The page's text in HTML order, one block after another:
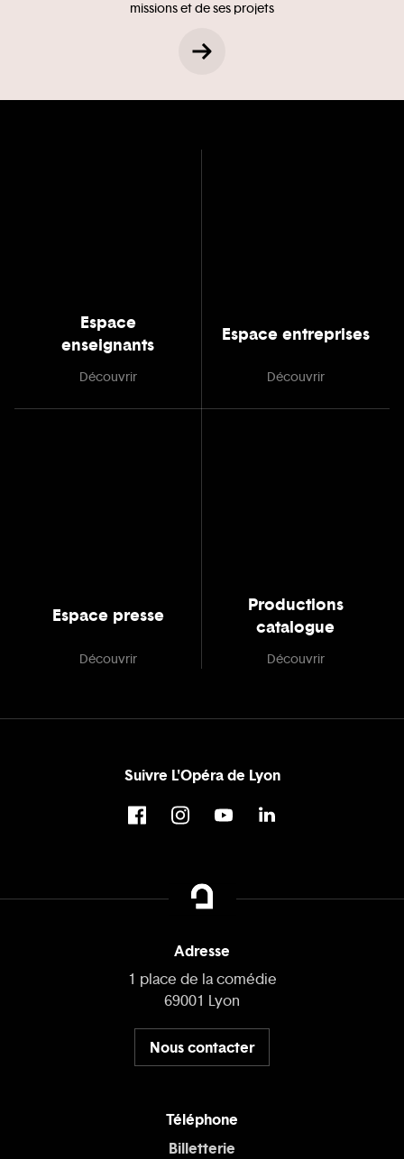
missions et de ses projets
Espace
enseignants
Découvrir
Espace entreprises
Découvrir
Espace presse
Découvrir
Productions
catalogue
Découvrir
Suivre L'Opéra de Lyon
Adresse
1 place de la comédie
69001 Lyon
Nous contacter
Téléphone
Billetterie